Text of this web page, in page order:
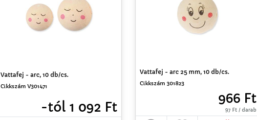
Vattafej - arc, 10 db/cs.
Cikkszám V301471
-tól 1 092 Ft
Vattafej - arc 25 mm, 10 db/cs.
Cikkszám 301823
966 Ft
97 Ft / darab